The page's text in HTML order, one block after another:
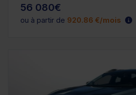
56 080€
ou à partir de 920.86 €/mois